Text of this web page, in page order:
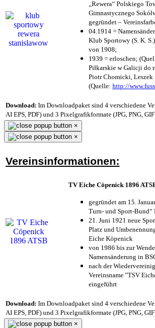
„Rewera“ Polskiego
Gimnastycznego
gegründet –
04.1914 =
Klub Sportowy (S. K.
von 1908;
1939 = erloschen;
Piłkarskie w Galicji do
Piotr Chomicki, Leszek
(Quelle: http://
Download: Im Downloadpaket sind 4 verschiedene
AI EPS, PDF) und 3 Pixelgrafikformate (JPG, PNG,
×
×
Vereinsinformationen:
TV Eiche Cöpenick 1896
gegründet am 15.
Turn- und Sport-Bund“
21. Juni 1921 neue
Platz und
Eiche Köpenick
von 1986 bis zur
Namensänderung in
nach der
Vereinsname "TSV
eingeführt
Download: Im Downloadpaket sind 4 verschiedene
AI EPS, PDF) und 3 Pixelgrafikformate (JPG, PNG,
×